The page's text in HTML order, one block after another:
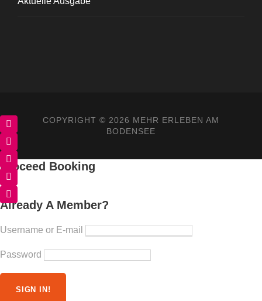
COPYRIGHT © 2026 MEHR ERLEBEN AM
BODENSEE
Proceed Booking
Already A Member?
Username or E-mail
Password